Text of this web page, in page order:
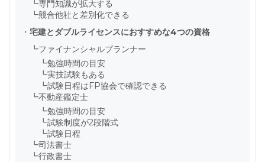
┗専門知識が拡大する
┗競合他社と差別化できる
・ 宅建とダブルライセンスにおすすめな4つの資格
┗ファイナンシャルプランナー
┗勉強時間の目安
┗実技試験もある
┗試験日程はFP協会で確認できる
┗不動産鑑定士
┗勉強時間の目安
┗試験制度が2段階式
┗試験日程
┗司法書士
┗行政書士